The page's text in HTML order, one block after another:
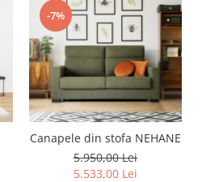
-7%
Canapele din stofa NEHANE
5.950,00 Lei
5.533,00 Lei